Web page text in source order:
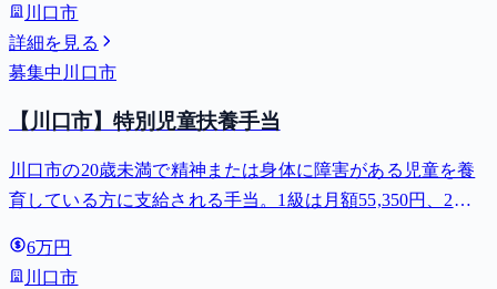
川口市
詳細を見る
募集中 川口市
【川口市】特別児童扶養手当
川口市の20歳未満で精神または身体に障害がある児童を養
育している方に支給される手当。1級は月額55,350円、2級
6万円
川口市